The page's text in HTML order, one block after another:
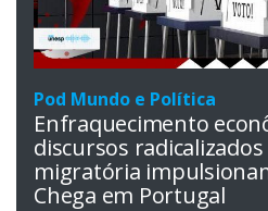
Pod Mundo e Política
Enfraquecimento
discursos
migratória
Chega em Portugal